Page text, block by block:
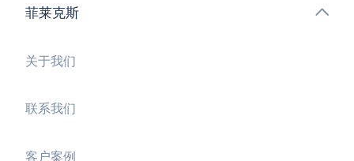
菲莱克斯
关于我们
联系我们
客户案例